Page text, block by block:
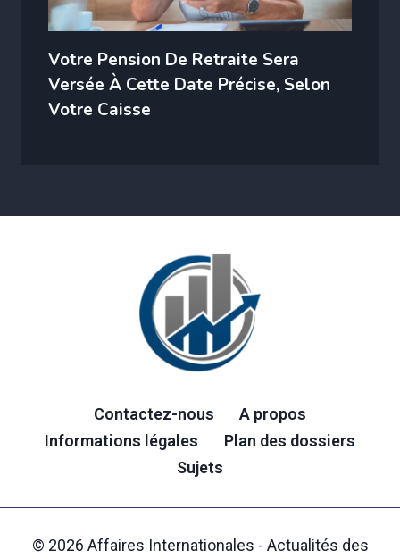
Votre Pension De Retraite Sera
Versée À Cette Date Précise, Selon
Votre Caisse
Contactez-nous
A propos
Informations légales
Plan des dossiers
Sujets
© 2026 Affaires Internationales - Actualités des